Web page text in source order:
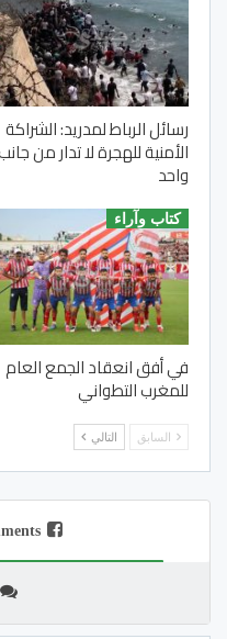
رسائل الرباط لمدريد: الشراكة
الأمنية للهجرة لا تدار من
واحد
كتاب وآراء
في أفق انعقاد الجمع العام
للمغرب التطواني
السابق التالي